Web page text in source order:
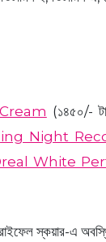
(১৪৫০/-
Night
White
স্কয়ার-এ